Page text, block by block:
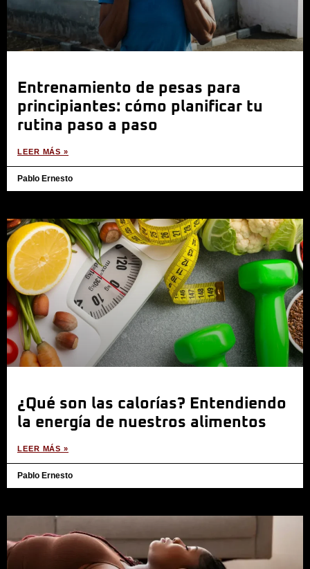
Entrenamiento de pesas para
principiantes: cómo planificar tu
rutina paso a paso
LEER MÁS »
Pablo Ernesto
¿Qué son las calorías? Entendiendo
la energía de nuestros alimentos
LEER MÁS »
Pablo Ernesto